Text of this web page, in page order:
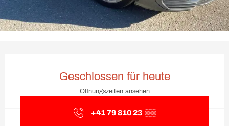
Geschlossen für heute
Öffnungszeiten ansehen
+41 79 810 23 ▒▒